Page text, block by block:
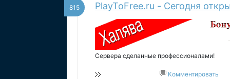
815 PlayToFree.ru - Сегодня
Сервера сделанные профессионалами!
Комментировать